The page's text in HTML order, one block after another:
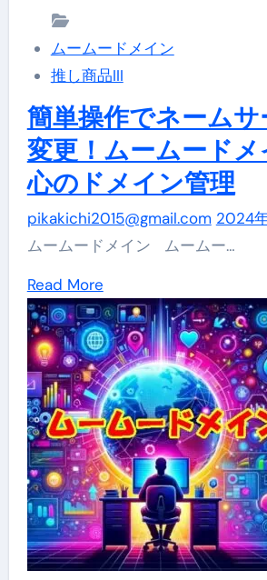
心
の
サ
イ
ト
運
営
を。
を、
こ
の
夏、
あ
な
た
の
に
—
ム
ー
ム
ー
ド
メ
イ
ン
で
ムームードメイン
推し商品III
簡単操作でネームサ
変更！ムームード
心のドメイン管理
pikakichi2015@gmail.com 2024
ムームードメイン ムームー…
Read MoreRead
more
about
簡
単
操
作
で
ネ
ー
ム